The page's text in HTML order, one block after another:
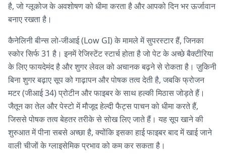
है, जो ग्लूकोज के अवशोषण को धीमा करता है और आपको दिन भर ऊर्जावान
बनाए रखता है।
कैनेलिनी बीन्स लो-जीआई (Low GI) के मामले में सुपरस्टार हैं, जिनका
स्कोर सिर्फ 31 है। इनमें रेजिस्टेंट स्टार्च होता है जो पेट के अच्छे बैक्टीरिया
के लिए फायदेमंद है और शुगर लेवल को अचानक बढ़ने से रोकता है। ज़ुकिनी
बिना शुगर बढ़ाए सूप को गाढ़ापन और पोषक तत्व देती है, जबकि फ्रोजन
मटर (जीआई 34) प्रोटीन और फाइबर के साथ हल्की मिठास जोड़ते हैं।
जैतून का तेल और पेस्टो में मौजूद हेल्दी फैट्स पाचन को धीमा करते हैं,
जिससे पोषक तत्व बेहतर तरीके से सोख लिए जाते हैं। यह सूप खाने की
शुरुआत में पीना सबसे अच्छा है, क्योंकि इसका हाई फाइबर बाद में खाई जाने
वाली चीजों के ग्लाइसेमिक प्रभाव को कम कर सकता है।